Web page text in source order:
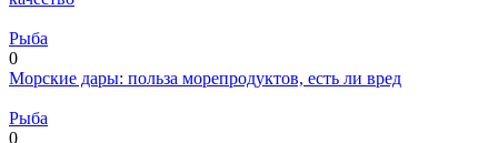
Рыба
0
Морские дары: польза морепродуктов, есть ли вред
Рыба
0